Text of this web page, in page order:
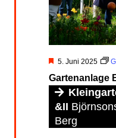
Gartenanlage
Hervorgehoben
5. Juni 2025
&II
Berg